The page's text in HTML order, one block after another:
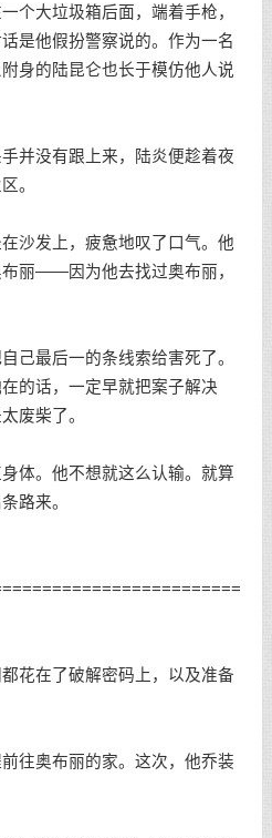
大垃圾箱后面，端着手枪，
是他假扮警察说的。作为一名
身的陆昆仑也长于模仿他人说
没有跟上来，陆炎便趁着夜
。
发上，疲惫地叹了口气。他
丽——因为他去找过奥布丽，
最后一的条线索给害死了。
的话，一定早就把案子解决
废柴了。
。他不想就这么认输。就算
路来。
在了破解密码上，以及准备
奥布丽的家。这次，他乔装